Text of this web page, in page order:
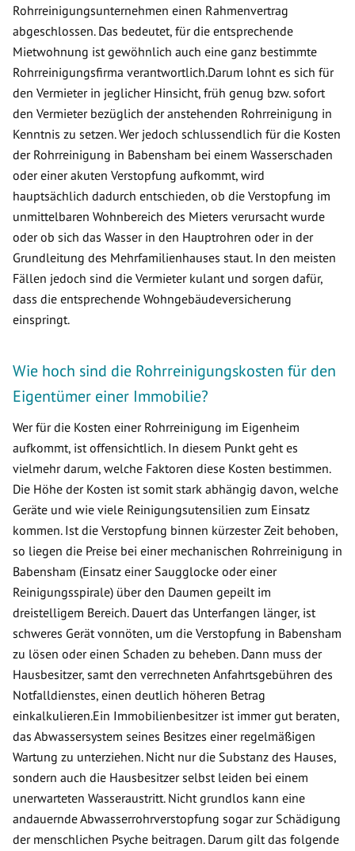
Rohrreinigungsunternehmen einen Rahmenvertrag
abgeschlossen. Das bedeutet, für die entsprechende
Mietwohnung ist gewöhnlich auch eine ganz bestimmte
Rohrreinigungsfirma verantwortlich.Darum lohnt es sich für
den Vermieter in jeglicher Hinsicht, früh genug bzw. sofort
den Vermieter bezüglich der anstehenden Rohrreinigung in
Kenntnis zu setzen. Wer jedoch schlussendlich für die Kosten
der Rohrreinigung in Babensham bei einem Wasserschaden
oder einer akuten Verstopfung aufkommt, wird
hauptsächlich dadurch entschieden, ob die Verstopfung im
unmittelbaren Wohnbereich des Mieters verursacht wurde
oder ob sich das Wasser in den Hauptrohren oder in der
Grundleitung des Mehrfamilienhauses staut. In den meisten
Fällen jedoch sind die Vermieter kulant und sorgen dafür,
dass die entsprechende Wohngebäudeversicherung
einspringt.
Wie hoch sind die Rohrreinigungskosten für den
Eigentümer einer Immobilie?
Wer für die Kosten einer Rohrreinigung im Eigenheim
aufkommt, ist offensichtlich. In diesem Punkt geht es
vielmehr darum, welche Faktoren diese Kosten bestimmen.
Die Höhe der Kosten ist somit stark abhängig davon, welche
Geräte und wie viele Reinigungsutensilien zum Einsatz
kommen. Ist die Verstopfung binnen kürzester Zeit behoben,
so liegen die Preise bei einer mechanischen Rohrreinigung in
Babensham (Einsatz einer Saugglocke oder einer
Reinigungsspirale) über den Daumen gepeilt im
dreistelligem Bereich. Dauert das Unterfangen länger, ist
schweres Gerät vonnöten, um die Verstopfung in Babensham
zu lösen oder einen Schaden zu beheben. Dann muss der
Hausbesitzer, samt den verrechneten Anfahrtsgebühren des
Notfalldienstes, einen deutlich höheren Betrag
einkalkulieren.Ein Immobilienbesitzer ist immer gut beraten,
das Abwassersystem seines Besitzes einer regelmäßigen
Wartung zu unterziehen. Nicht nur die Substanz des Hauses,
sondern auch die Hausbesitzer selbst leiden bei einem
unerwarteten Wasseraustritt. Nicht grundlos kann eine
andauernde Abwasserrohrverstopfung sogar zur Schädigung
der menschlichen Psyche beitragen. Darum gilt das folgende